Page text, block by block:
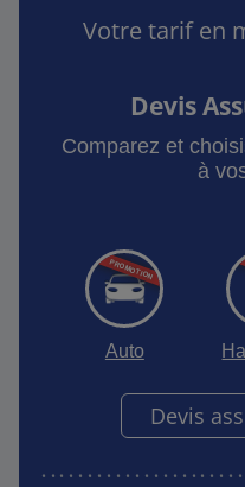
Votre tarif en
Devis
Comparez et
à
Auto
Devis